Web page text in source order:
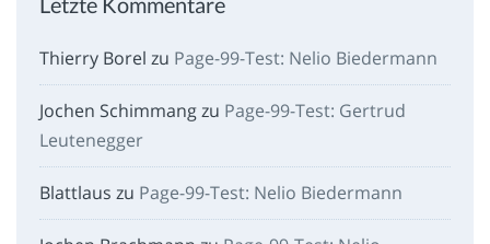
Thierry Borel zu Page-99-Test: Nelio Biedermann
Jochen Schimmangzu Page-99-Test: Gertrud
Leutenegger
Blattlaus zu Page-99-Test: Nelio Biedermann